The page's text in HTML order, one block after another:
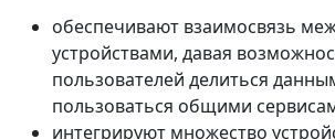
обеспечивают взаимосвязь
устройствами, давая
пользователей делиться
пользоваться общими
интегрируют множество